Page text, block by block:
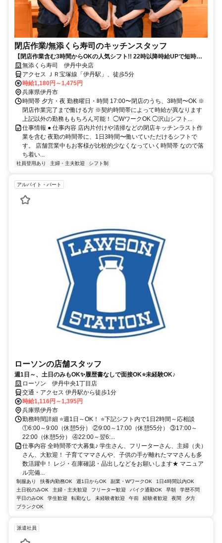
閉店作業​/無添くら寿司の​キッチンスタッフ
【閉店作業含む3時間からOKの人気シフト!! 22時以降時給UPで短時間
で稼げる】
無添くら寿司 伊丹中央店
アクセス ＪＲ宝塚線「伊丹駅」、徒歩5分
時給1,180円～1,475円
兵庫県伊丹市
時間帯 夕方・夜 勤務曜日・時間 17:00〜閉店のうち、3時間〜OK ※
閉店作業完了まで働ける方 ※契約時間帯によって時給が異なります
上記以外の勤務ももちろん可能！ ◯WワークOK ◯沢山シフト...
仕事情報 ● 仕事内容 店内片付けや清掃などの閉店キッチンラスト作
業を含む 夜勤の時間帯に、1日3時間〜働いていただけるシフトで
す。 店舗営業中もお客様が比較的少なくなっていく時間帯 なので落
ち着い...
社員登用あり 主婦・主夫歓迎 シフト制
アルバイト・パート
ローソンの店舗スタッフ
週1日～、土日のみもOK✨履歴書なしで面接OK⭐未経験OK♪
ローソン 伊丹中央1丁目店
交通・アクセス 伊丹駅から徒歩1分
時給1,116円～1,395円
兵庫県伊丹市
勤務時間詳細 ⭐週1日～OK！ ⭐下記シフト内で1日2時間～応相談
①6:00～9:00（休憩5分） ②9:00～17:00（休憩55分） ③17:00～
22:00（休憩5分） ④22:00～翌6:...
仕事内容 全時間帯で大募集♪ 学生さん、フリーターさん、主婦（夫）
さん、大歓迎！ 子育てママさんや、子供の手が離れたママさんも多
数活躍中！ レジ・在庫確認・品出しなどをお願いします★ マニュア
ル完備...
制服あり 扶養内勤務OK 週1日からOK 副業・WワークOK
1日4時間以内OK
土日祝のみOK
主婦・主夫歓迎 フリーター歓迎 バイク通勤OK 早朝
学歴不問
平日のみOK
学生歓迎 転勤なし 未経験者歓迎 午前 経験者歓迎 夜間
夕方
ブランクOK
派遣社員